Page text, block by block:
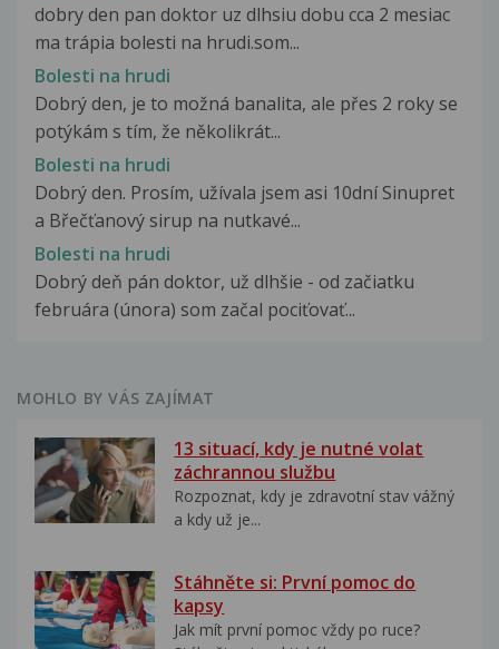
dobry den pan doktor uz dlhsiu dobu cca 2 mesiac
ma trápia bolesti na hrudi.som...
Bolesti na hrudi
Dobrý den, je to možná banalita, ale přes 2 roky se
potýkám s tím, že několikrát...
Bolesti na hrudi
Dobrý den. Prosím, užívala jsem asi 10dní Sinupret
a Břečťanový sirup na nutkavé...
Bolesti na hrudi
Dobrý deň pán doktor, už dlhšie - od začiatku
februára (února) som začal pociťovať...
MOHLO BY VÁS ZAJÍMAT
13 situací, kdy je nutné volat
záchrannou službu
Rozpoznat, kdy je zdravotní stav vážný
a kdy už je...
Stáhněte si: První pomoc do
kapsy
Jak mít první pomoc vždy po ruce?